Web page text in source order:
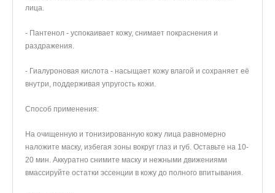
лица.
- Пантенол - успокаивает кожу, снимает покраснения и
раздражения.
- Гиалуроновая кислота - насыщает кожу влагой и сохраняет её
внутри, поддерживая упругость кожи.
Способ применения:
На очищенную и тонизированную кожу лица равномерно
наложите маску, избегая зоны вокруг глаз и губ. Оставьте на 10-
20 мин. Аккуратно снимите маску и нежными движениями
вмассируйте остатки эссенции в кожу до полного впитывания.